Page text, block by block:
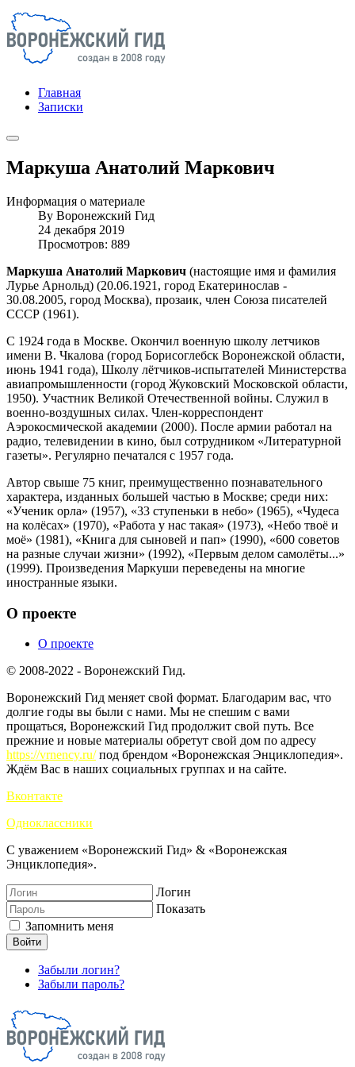
Главная
Записки
Маркуша Анатолий Маркович
Информация о материале
By Воронежский Гид
24 декабря 2019
Просмотров: 889
Маркуша Анатолий Маркович (настоящие имя и фамилия
Лурье Арнольд) (20.06.1921, город Екатеринослав -
30.08.2005, город Москва), прозаик, член Союза писателей
СССР (1961).
С 1924 года в Москве. Окончил военную школу летчиков
имени В. Чкалова (город Борисоглебск Воронежской области,
июнь 1941 года), Школу лётчиков-испытателей Министерства
авиапромышленности (город Жуковский Московской области,
1950). Участник Великой Отечественной войны. Служил в
военно-воздушных силах. Член-корреспондент
Аэрокосмической академии (2000). После армии работал на
радио, телевидении в кино, был сотрудником «Литературной
газеты». Регулярно печатался с 1957 года.
Автор свыше 75 книг, преимущественно познавательного
характера, изданных большей частью в Москве; среди них:
«Ученик орла» (1957), «33 ступеньки в небо» (1965), «Чудеса
на колёсах» (1970), «Работа у нас такая» (1973), «Небо твоё и
моё» (1981), «Книга для сыновей и пап» (1990), «600 советов
на разные случаи жизни» (1992), «Первым делом самолёты...»
(1999). Произведения Маркуши переведены на многие
иностранные языки.
О проекте
О проекте
© 2008-2022 - Воронежский Гид.
Воронежский Гид меняет свой формат. Благодарим вас, что
долгие годы вы были с нами. Мы не спешим с вами
прощаться, Воронежский Гид продолжит свой путь. Все
прежние и новые материалы обретут свой дом по адресу
https://vrnency.ru/под брендом «Воронежская Энциклопедия».
Ждём Вас в наших социальных группах и на сайте.
Вконтакте
Одноклассники
С уважением «Воронежский Гид» & «Воронежская
Энциклопедия».
Логин
Показать
Запомнить меня
Войти
Забыли логин?
Забыли пароль?